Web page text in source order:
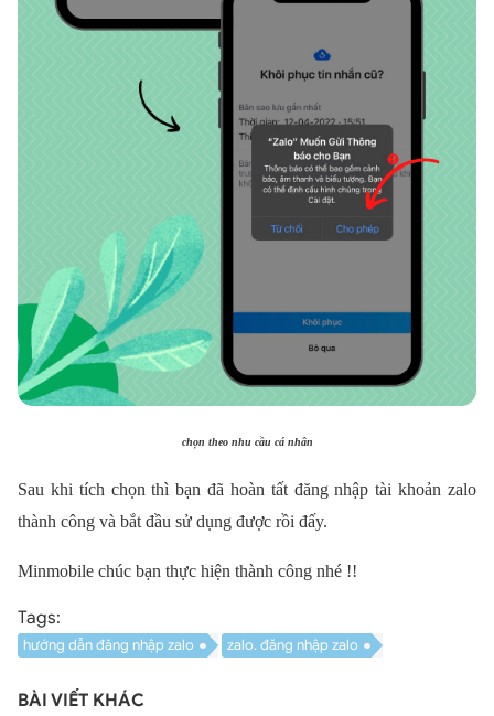
chọn theo nhu cầu cá nhân
Sau khi tích chọn thì bạn đã hoàn tất đăng nhập tài khoản zalo
thành công và bắt đầu sử dụng được rồi đấy.
Minmobile chúc bạn thực hiện thành công nhé !!
Tags:
hướng dẫn đăng nhập zalo zalo. đăng nhập zalo
BÀI VIẾT KHÁC